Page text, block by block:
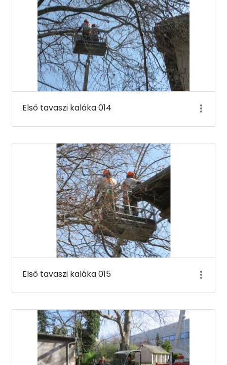
Első tavaszi kaláka 014
Első tavaszi kaláka 015